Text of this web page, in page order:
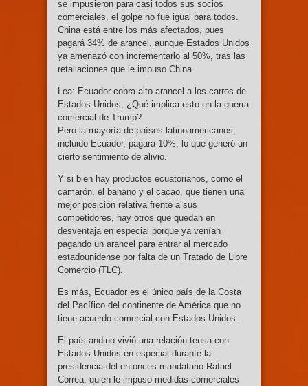
se impusieron para casi todos sus socios
comerciales, el golpe no fue igual para todos.
China está entre los más afectados, pues
pagará 34% de arancel, aunque Estados Unidos
ya amenazó con incrementarlo al 50%, tras las
retaliaciones que le impuso China.
Lea: Ecuador cobra alto arancel a los carros de
Estados Unidos, ¿Qué implica esto en la guerra
comercial de Trump?
Pero la mayoría de países latinoamericanos,
incluido Ecuador, pagará 10%, lo que generó un
cierto sentimiento de alivio.
Y si bien hay productos ecuatorianos, como el
camarón, el banano y el cacao, que tienen una
mejor posición relativa frente a sus
competidores, hay otros que quedan en
desventaja en especial porque ya venían
pagando un arancel para entrar al mercado
estadounidense por falta de un Tratado de Libre
Comercio (TLC).
Es más, Ecuador es el único país de la Costa
del Pacífico del continente de América que no
tiene acuerdo comercial con Estados Unidos.
El país andino vivió una relación tensa con
Estados Unidos en especial durante la
presidencia del entonces mandatario Rafael
Correa, quien le impuso medidas comerciales